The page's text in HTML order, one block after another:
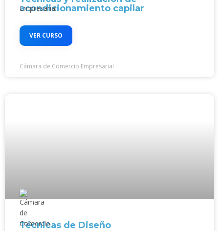
acondicionamiento capilar
VER CURSO
Cámara de Comercio Empresarial
Técnicas de Diseño